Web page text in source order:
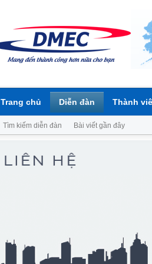
Trang chủ Diễn đàn
Tìm kiếm diễn đàn Bài viết gần đây
Thành